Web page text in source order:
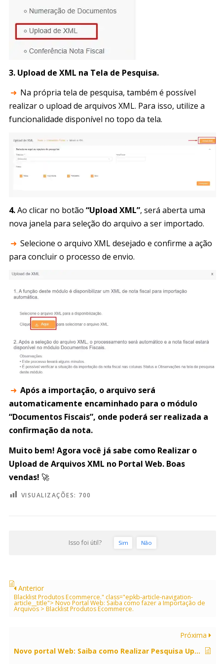
3. Upload de XML na Tela de Pesquisa.
➜ Na própria tela de pesquisa, também é possível
realizar o upload de arquivos XML. Para isso, utilize a
funcionalidade disponível no topo da tela.
4.Ao clicar no botão “Upload XML”, será aberta uma
nova janela para seleção do arquivo a ser importado.
➜ Selecione o arquivo XML desejado e confirme a ação
para concluir o processo de envio.
➜ Após a importação, o arquivo será
automaticamente encaminhado para o módulo
“Documentos Fiscais”, onde poderá ser realizada a
confirmação da nota.
Muito bem! Agora você já sabe como Realizar o
Upload de Arquivos XML no Portal Web. Boas
vendas! 🚀
VISUALIZAÇÕES: 700
Isso foi útil? Sim Não
Anterior
Blacklist Produtos Ecommerce." class="epkb-article-navigation-
article__title"> Novo Portal Web: Saiba como fazer a Importação de
Arquivos > Blacklist Produtos Ecommerce.
Próxima
Novo portal Web: Saiba como Realizar Pesquisa Upload de XML no Portal Web.